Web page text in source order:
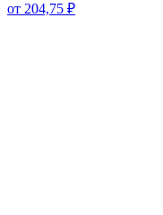
от 204,75 ₽